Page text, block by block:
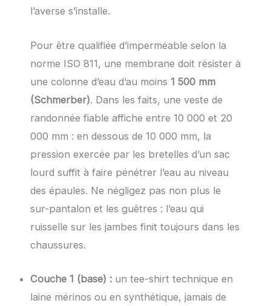
l’averse s’installe.
Pour être qualifiée d’imperméable selon la
norme ISO 811, une membrane doit résister à
une colonne d’eau d’au moins 1 500 mm
(Schmerber). Dans les faits, une veste de
randonnée fiable affiche entre 10 000 et 20
000 mm : en dessous de 10 000 mm, la
pression exercée par les bretelles d’un sac
lourd suffit à faire pénétrer l’eau au niveau
des épaules. Ne négligez pas non plus le
sur-pantalon et les guêtres : l’eau qui
ruisselle sur les jambes finit toujours dans les
chaussures.
Couche 1 (base) : un tee-shirt technique en
laine mérinos ou en synthétique, jamais de